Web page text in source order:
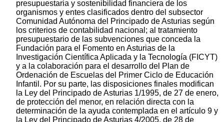
presupuestaria y sostenibilidad financiera de los
organismos y entes clasificados dentro del subsector
Comunidad Autónoma del Principado de Asturias según
los criterios de contabilidad nacional; al tratamiento
presupuestario de las subvenciones que conceda la
Fundación para el Fomento en Asturias de la
Investigación Científica Aplicada y la Tecnología (FICYT)
y a la colaboración para el desarrollo del Plan de
Ordenación de Escuelas del Primer Ciclo de Educación
Infantil. Por su parte, las disposiciones finales modifican
la Ley del Principado de Asturias 1/1995, de 27 de enero,
de protección del menor, en relación directa con la
determinación de la ayuda contemplada en el artículo 9 y
la Ley del Principado de Asturias 4/2005, de 28 de